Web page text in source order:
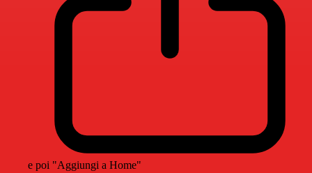
e poi "Aggiungi a Home"